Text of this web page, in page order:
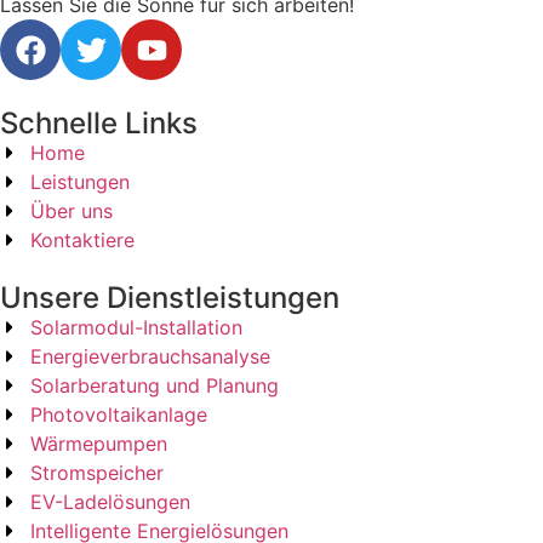
Lassen Sie die Sonne für sich arbeiten!
Schnelle Links
Home
Leistungen
Über uns
Kontaktiere
Unsere Dienstleistungen
Solarmodul-Installation
Energieverbrauchsanalyse
Solarberatung und Planung
Photovoltaikanlage
Wärmepumpen
Stromspeicher
EV-Ladelösungen
Intelligente Energielösungen